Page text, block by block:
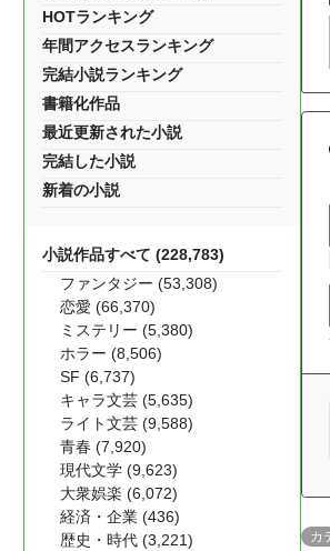
カ
HOTランキング
年間アクセスランキング
完結小説ランキング
書籍化作品
最近更新された小説
完結した小説
新着の小説
小説作品すべて (228,783)
ファンタジー (53,308)
恋愛 (66,370)
ミステリー (5,380)
ホラー (8,506)
SF (6,737)
キャラ文芸 (5,635)
ライト文芸 (9,588)
青春 (7,920)
現代文学 (9,623)
大衆娯楽 (6,072)
経済・企業 (436)
歴史・時代 (3,221)